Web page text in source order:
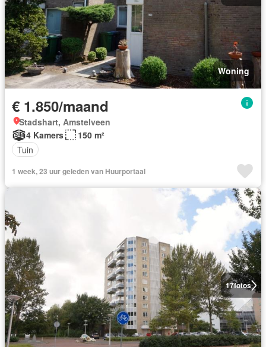
Woning
€ 1.850/maand
Stadshart, Amstelveen
4 Kamers
150 m²
Tuin
1 week, 23 uur geleden van Huurportaal
17fotos